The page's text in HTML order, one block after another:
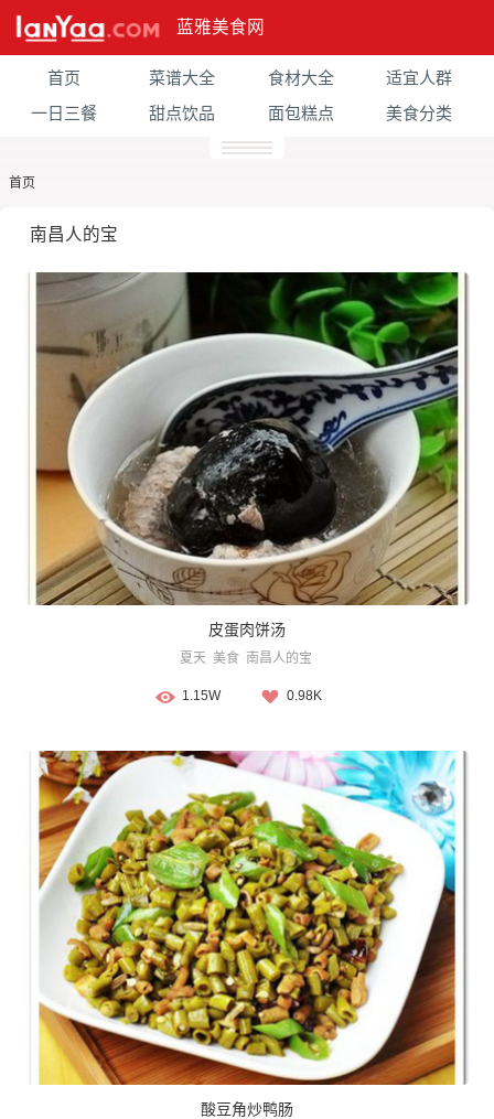
蓝雅美食网
首页 菜谱大全 食材大全
适宜人群
一日三餐
甜点饮品 面包糕点 美食分类
首页
南昌人的宝
皮蛋肉饼汤
夏天 美食 南昌人的宝
1.15W 0.98K
酸豆角炒鸭肠